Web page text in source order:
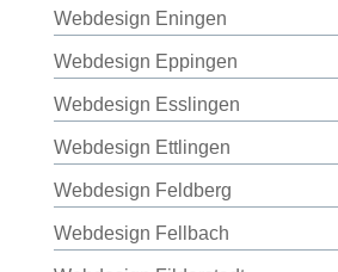
Webdesign Eningen
Webdesign Eppingen
Webdesign Esslingen
Webdesign Ettlingen
Webdesign Feldberg
Webdesign Fellbach